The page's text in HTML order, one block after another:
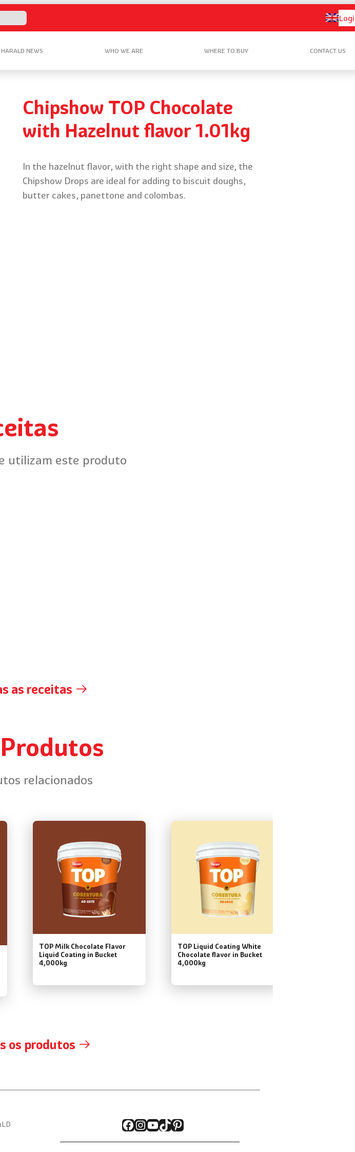
HARALD NEWS WHO WE ARE WHERE TO BUY CONTACT US
Chipshow TOP Chocolate
with Hazelnut flavor 1.01kg
In the hazelnut flavor, with the right shape and size, the
Chipshow Drops are ideal for adding to biscuit doughs,
butter cakes, panettone and colombas.
utilizam este produto
as receitas
relacionados
TOP Milk Chocolate Flavor
Liquid Coating in Bucket
4,000kg
TOP Liquid Coating White
Chocolate flavor in Bucket
4,000kg
os produtos
Facebook
Instagram
YouTube
TikTok
Pinterest